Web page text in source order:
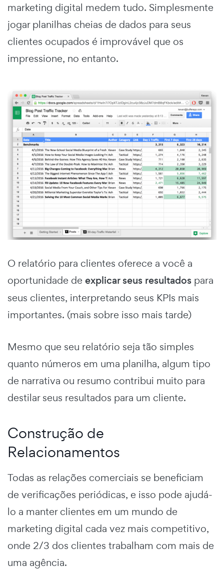
marketing digital medem tudo. Simplesmente
jogar planilhas cheias de dados para seus
clientes ocupados é improvável que os
impressione, no entanto.
O relatório para clientes oferece a você a
oportunidade de explicar seus resultados para
seus clientes, interpretando seus KPIs mais
importantes. (mais sobre isso mais tarde)
Mesmo que seu relatório seja tão simples
quanto números em uma planilha, algum tipo
de narrativa ou resumo contribui muito para
destilar seus resultados para um cliente.
Construção de
Relacionamentos
Todas as relações comerciais se beneficiam
de verificações periódicas, e isso pode ajudá-
lo a manter clientes em um mundo de
marketing digital cada vez mais competitivo,
onde 2/3 dos clientes trabalham com mais de
uma agência.